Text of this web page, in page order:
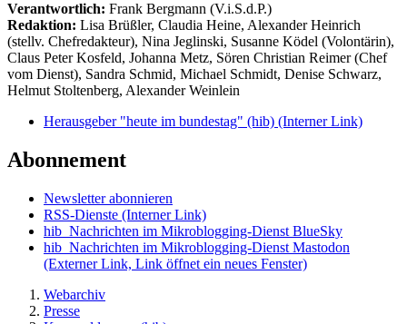
Verantwortlich: Frank Bergmann (V.i.S.d.P.)
Redaktion: Lisa Brüßler, Claudia Heine, Alexander Heinrich
(stellv. Chefredakteur), Nina Jeglinski, Susanne Ködel (Volontärin),
Claus Peter Kosfeld, Johanna Metz, Sören Christian Reimer (Chef
vom Dienst), Sandra Schmid, Michael Schmidt, Denise Schwarz,
Helmut Stoltenberg, Alexander Weinlein
Herausgeber "heute im bundestag" (hib) (Interner Link)
Abonnement
Newsletter abonnieren
RSS-Dienste (Interner Link)
hib_Nachrichten im Mikroblogging-Dienst BlueSky
hib_Nachrichten im Mikroblogging-Dienst Mastodon
(Externer Link, Link öffnet ein neues Fenster)
Webarchiv
Presse